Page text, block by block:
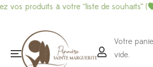
à votre “liste de souhaits” (
Votre
vide.